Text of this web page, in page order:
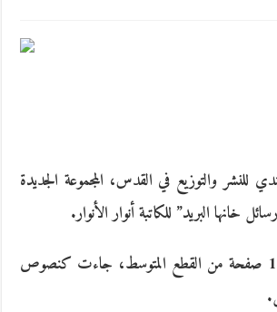
والتوزيع في القدس، المجموعة الجديدة
البريد” للكاتبة أنوار الأنوار.
وتقع المجموعة في 140 صفحة من القطع المتوسط، جاءت كنصوص